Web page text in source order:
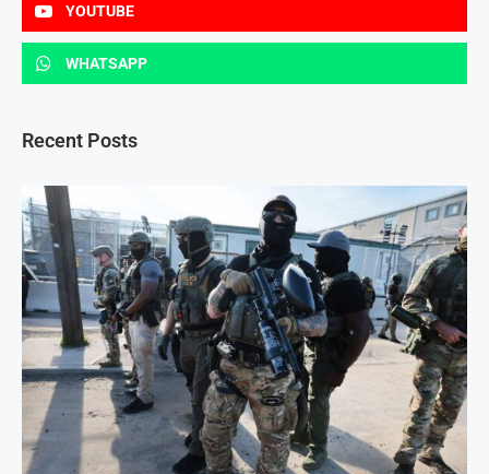
YOUTUBE
WHATSAPP
Recent Posts